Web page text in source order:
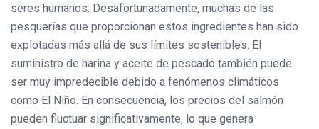
seres humanos. Desafortunadamente, muchas de las
pesquerías que proporcionan estos ingredientes han sido
explotadas más allá de sus límites sostenibles. El
suministro de harina y aceite de pescado también puede
ser muy impredecible debido a fenómenos climáticos
como El Niño. En consecuencia, los precios del salmón
pueden fluctuar significativamente, lo que genera